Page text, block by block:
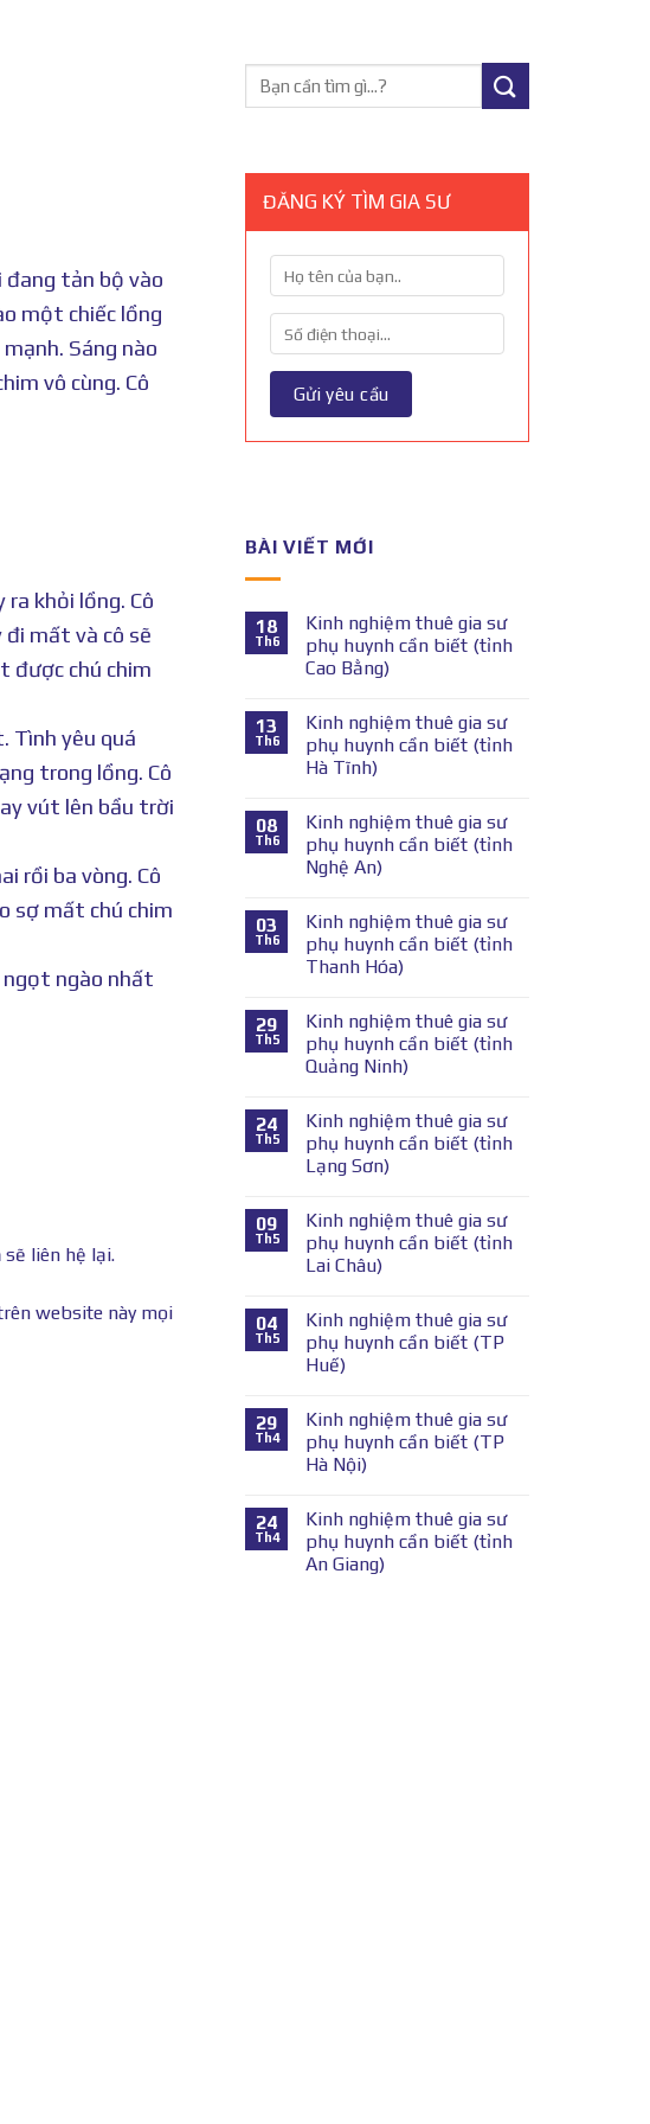
tản bộ vào
một chiếc lồng
Sáng nào
vô cùng. Cô
khỏi lồng. Cô
đi mất và cô sẽ
được chú chim
Tình yêu quá
trong lồng. Cô
vút lên bầu trời
rồi ba vòng. Cô
sợ mất chú chim
ngọt ngào nhất
sẽ liên hệ lại.
website này mọi
ĐĂNG KÝ TÌM GIA SƯ
BÀI VIẾT MỚI
18
Th6
Kinh nghiệm thuê gia sư
phụ huynh cần biết (tỉnh
Cao Bằng)
13
Th6
Kinh nghiệm thuê gia sư
phụ huynh cần biết (tỉnh
Hà Tĩnh)
08
Th6
Kinh nghiệm thuê gia sư
phụ huynh cần biết (tỉnh
Nghệ An)
03
Th6
Kinh nghiệm thuê gia sư
phụ huynh cần biết (tỉnh
Thanh Hóa)
29
Th5
Kinh nghiệm thuê gia sư
phụ huynh cần biết (tỉnh
Quảng Ninh)
24
Th5
Kinh nghiệm thuê gia sư
phụ huynh cần biết (tỉnh
Lạng Sơn)
09
Th5
Kinh nghiệm thuê gia sư
phụ huynh cần biết (tỉnh
Lai Châu)
04
Th5
Kinh nghiệm thuê gia sư
phụ huynh cần biết (TP
Huế)
29
Th4
Kinh nghiệm thuê gia sư
phụ huynh cần biết (TP
Hà Nội)
24
Th4
Kinh nghiệm thuê gia sư
phụ huynh cần biết (tỉnh
An Giang)